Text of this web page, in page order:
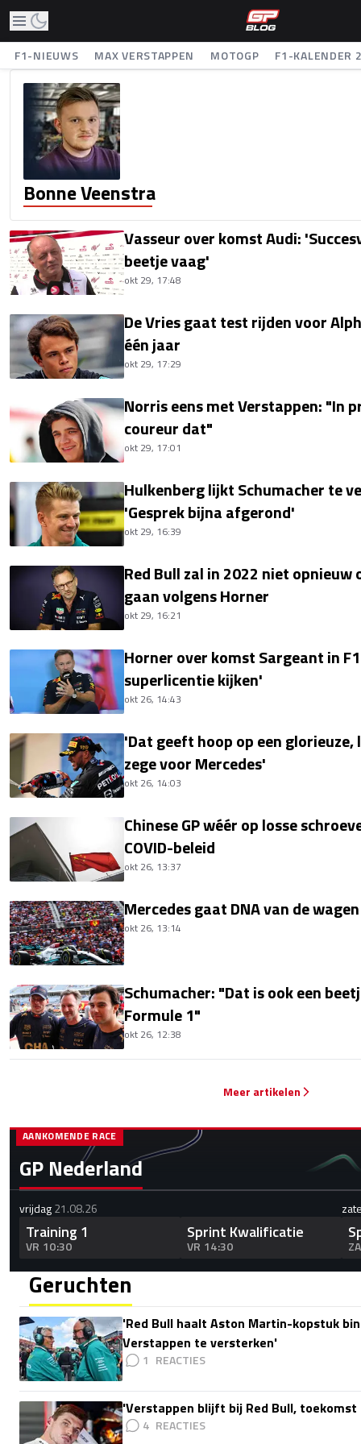
F1-NIEUWS MAX VERSTAPPEN MOTOGP F1-KALENDER
Bonne Veenstra
Vasseur over komst Audi:
beetje vaag'
okt 29, 17:48
De Vries gaat test rijden voor
één jaar
okt 29, 17:29
Norris eens met Verstappen: "In
coureur dat"
okt 29, 17:01
Hulkenberg lijkt Schumacher te
'Gesprek bijna afgerond'
okt 29, 16:39
Red Bull zal in 2022 niet
gaan volgens Horner
okt 29, 16:21
Horner over komst Sargeant in
superlicentie kijken'
okt 26, 14:43
'Dat geeft hoop op een
zege voor Mercedes'
okt 26, 14:03
Chinese GP wéér op losse
COVID-beleid
okt 26, 13:37
Mercedes gaat DNA van de
okt 26, 13:14
Schumacher: "Dat is ook een
Formule 1"
okt 26, 12:38
Meer artikelen
GP Nederland
AANKOMENDE RACE
vrijdag21.08.26
Training 1
VR 10:30
Sprint Kwalificatie
VR 14:30
Geruchten
'Red Bull haalt Aston Martin-kopstuk
Verstappen te versterken'
1
'Verstappen blijft bij Red Bull, toekomst
4